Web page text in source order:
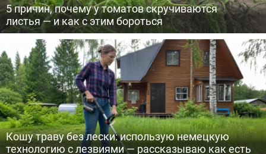
5 причин, почему у томатов скручиваются
листья — и как с этим бороться
Кошу траву без лески: использую немецкую
технологию с лезвиями — рассказываю как есть